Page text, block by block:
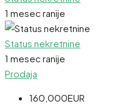
1 mesec ranije
Status nekretnine
1 mesec ranije
Prodaja
160,000EUR